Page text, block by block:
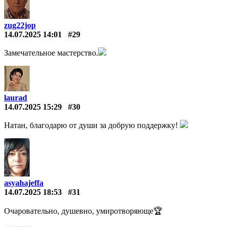
zug22jop
14.07.2025 14:01
#29
Замечательное мастерство.
laurad
14.07.2025 15:29
#30
Натан, благодарю от души за добрую поддержку!
asyahajeffa
14.07.2025 18:53
#31
Очаровательно, душевно, умиротворяюще🏆